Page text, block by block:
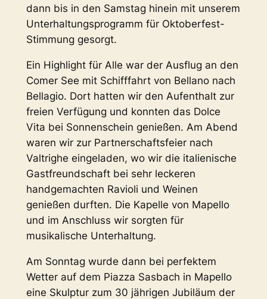
dann bis in den Samstag hinein mit unserem
Unterhaltungsprogramm für Oktoberfest-
Stimmung gesorgt.
Ein Highlight für Alle war der Ausflug an den
Comer See mit Schifffahrt von Bellano nach
Bellagio. Dort hatten wir den Aufenthalt zur
freien Verfügung und konnten das Dolce
Vita bei Sonnenschein genießen. Am Abend
waren wir zur Partnerschaftsfeier nach
Valtrighe eingeladen, wo wir die italienische
Gastfreundschaft bei sehr leckeren
handgemachten Ravioli und Weinen
genießen durften. Die Kapelle von Mapello
und im Anschluss wir sorgten für
musikalische Unterhaltung.
Am Sonntag wurde dann bei perfektem
Wetter auf dem Piazza Sasbach in Mapello
eine Skulptur zum 30 jährigen Jubiläum der